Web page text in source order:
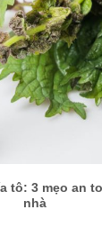
tô: 3 mẹo an
nhà